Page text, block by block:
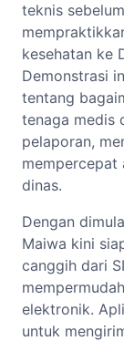
teknis
kesehatan ke
Demonstrasi
tentang
tenaga medis
pelaporan,
mempercepat
dinas.
Dengan
Maiwa kini
canggih dari
elektronik.
untuk